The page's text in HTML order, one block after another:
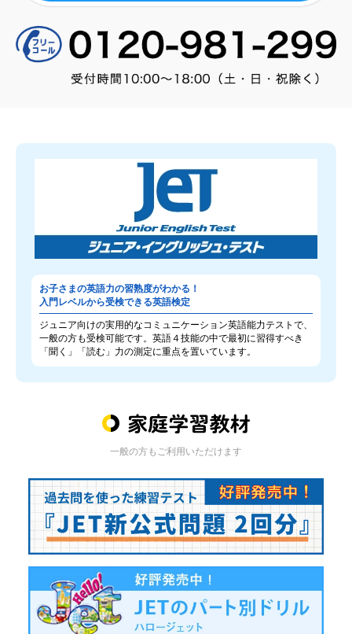
お子さまの英語力の習熟度がわかる！
入門レベルから受検できる英語検定
ジュニア向けの実用的なコミュニケーション英語能力テストで、
一般の方も受検可能です。英語４技能の中で最初に習得すべき
「聞く」「読む」力の測定に重点を置いています。
一般の方もご利用いただけます